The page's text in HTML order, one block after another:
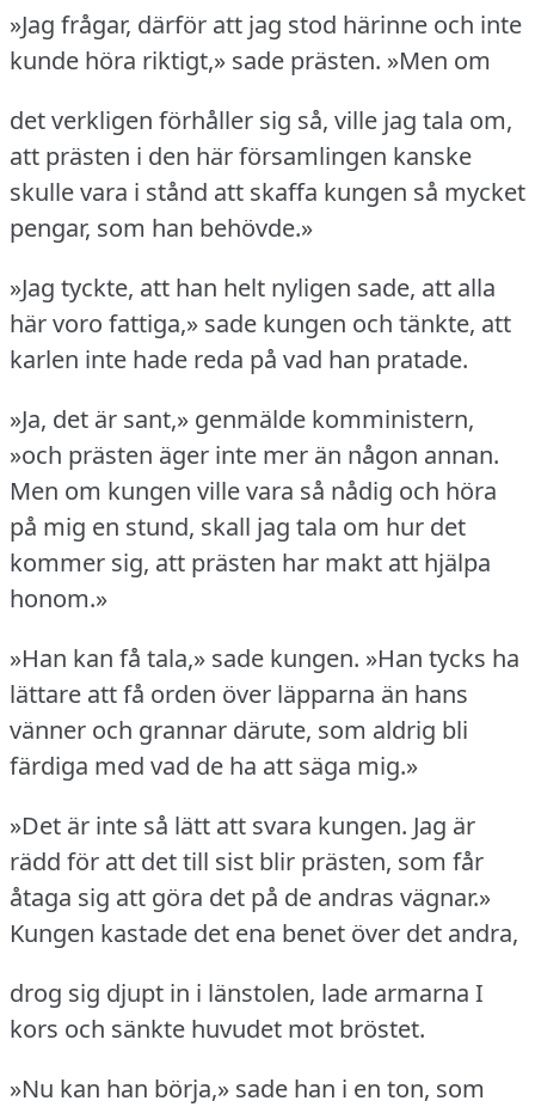
»Jag frågar, därför att jag stod härinne och inte
kunde höra riktigt,» sade prästen. »Men om
det verkligen förhåller sig så, ville jag tala om,
att prästen i den här församlingen kanske
skulle vara i stånd att skaffa kungen så mycket
pengar, som han behövde.»
»Jag tyckte, att han helt nyligen sade, att alla
här voro fattiga,» sade kungen och tänkte, att
karlen inte hade reda på vad han pratade.
»Ja, det är sant,» genmälde komministern,
»och prästen äger inte mer än någon annan.
Men om kungen ville vara så nådig och höra
på mig en stund, skall jag tala om hur det
kommer sig, att prästen har makt att hjälpa
honom.»
»Han kan få tala,» sade kungen. »Han tycks ha
lättare att få orden över läpparna än hans
vänner och grannar därute, som aldrig bli
färdiga med vad de ha att säga mig.»
»Det är inte så lätt att svara kungen. Jag är
rädd för att det till sist blir prästen, som får
åtaga sig att göra det på de andras vägnar.»
Kungen kastade det ena benet över det andra,
drog sig djupt in i länstolen, lade armarna I
kors och sänkte huvudet mot bröstet.
»Nu kan han börja,» sade han i en ton, som